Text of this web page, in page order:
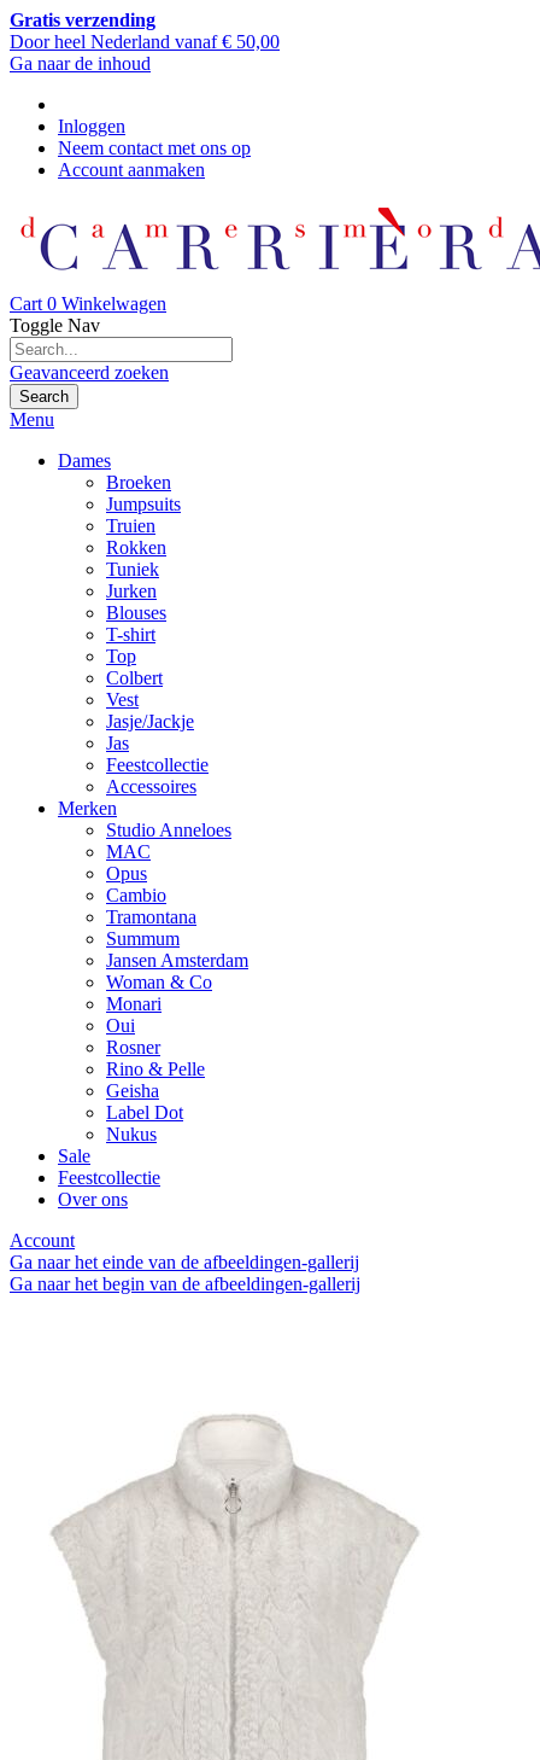
Gratis verzending
Door heel Nederland vanaf € 50,00
Ga naar de inhoud
Inloggen
Neem contact met ons op
Account aanmaken
Cart 0 Winkelwagen
Toggle Nav
Geavanceerd zoeken
Search
Menu
Dames
Broeken
Jumpsuits
Truien
Rokken
Tuniek
Jurken
Blouses
T-shirt
Top
Colbert
Vest
Jasje/Jackje
Jas
Feestcollectie
Accessoires
Merken
Studio Anneloes
MAC
Opus
Cambio
Tramontana
Summum
Jansen Amsterdam
Woman & Co
Monari
Oui
Rosner
Rino & Pelle
Geisha
Label Dot
Nukus
Sale
Feestcollectie
Over ons
Account
Ga naar het einde van de afbeeldingen-gallerij
Ga naar het begin van de afbeeldingen-gallerij